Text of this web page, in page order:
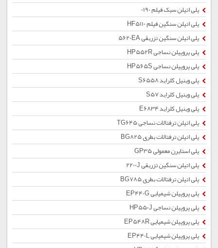
پلی اتیلن سبک فیلم 0190
پلی اتیلن سنگین فیلم HF5110
پلی اتیلن سنگین تزریقی 5620EA
پلی پروپیلن نساجی HP552R
پلی پروپیلن نساجی HP565S
پلی وینیل کلراید S6558
پلی وینیل کلراید S57
پلی وینیل کلراید E6834
پلی اتیلن ترفتالات نساجی TG645
پلی اتیلن ترفتالات بطری BG825
پلی استایرن معمولی GP35
پلی اتیلن سنگین تزریقی 2200J
پلی اتیلن ترفتالات بطری BG785
پلی پروپیلن شیمیایی EP440G
پلی پروپیلن نساجی HP550J
پلی پروپیلن شیمیایی EP548R
پلی پروپیلن شیمیایی EP440L